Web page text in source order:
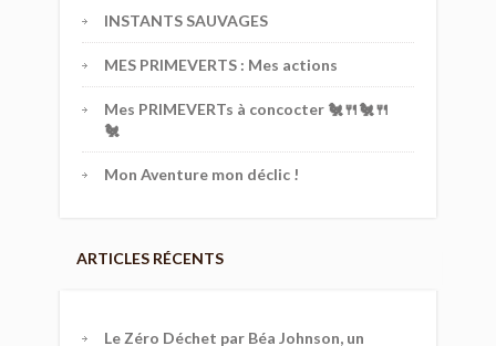
INSTANTS SAUVAGES
MES PRIMEVERTS : Mes actions
Mes PRIMEVERTs à concocter 🐔🍴🐔🍴
🐔
Mon Aventure mon déclic !
ARTICLES RÉCENTS
Le Zéro Déchet par Béa Johnson, un